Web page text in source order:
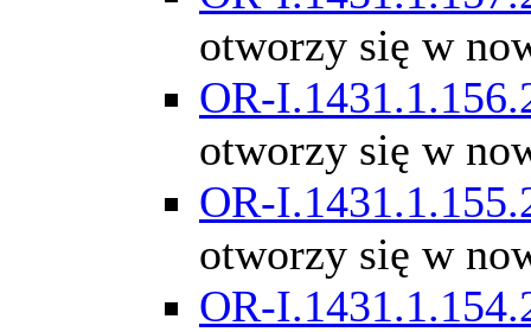
otworzy się w
OR-
otworzy się w
OR-
otworzy się w
OR-